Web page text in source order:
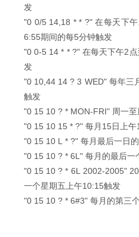
发
"0 0/5 14,18 * * ?" 在每天下
6:55期间的每5分钟触发
"0 0-5 14 * * ?" 在每天下午2
发
"0 10,44 14 ? 3 WED" 每年三
触发
"0 15 10 ? * MON-FRI" 周一
"0 15 10 15 * ?" 每月15日上午
"0 15 10 L * ?" 每月最后一日
"0 15 10 ? * 6L" 每月的最后一
"0 15 10 ? * 6L 2002-2005"
一个星期五上午10:15触发
"0 15 10 ? * 6#3" 每月的第三